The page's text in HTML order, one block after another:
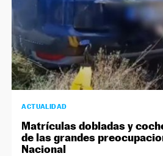
ACTUALIDAD
Matrículas dobladas y
de las grandes
Nacional